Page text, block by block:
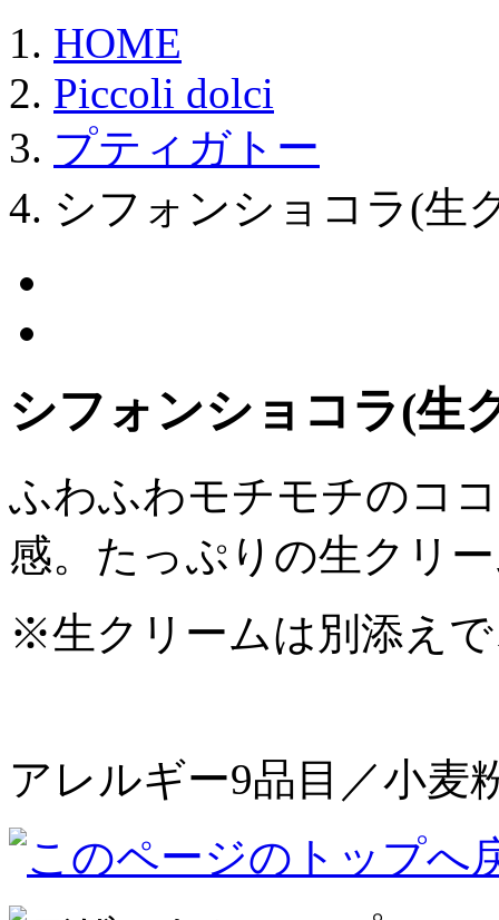
HOME
Piccoli dolci
プティガトー
シフォンショコラ(生
シフォンショコラ(生
ふわふわモチモチのコ
感。たっぷりの生クリ
※生クリームは別添え
アレルギー9品目／小麦